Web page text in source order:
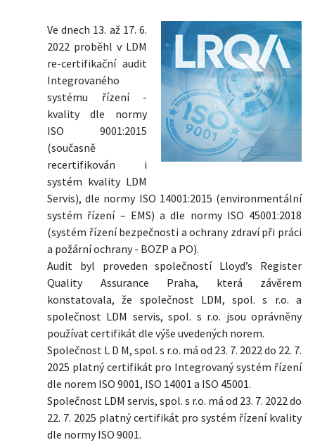
Ve dnech 13. až 17. 6.
2022 proběhl v LDM
re-certifikační audit
Integrovaného
systému řízení -
kvality dle normy
ISO 9001:2015
(současně
recertifikován i
systém kvality LDM
Servis), dle normy ISO 14001:2015 (environmentální
systém řízení – EMS) a dle normy ISO 45001:2018
(systém řízení bezpečnosti a ochrany zdraví při práci
a požární ochrany - BOZP a PO).
Audit byl proveden společností Lloyd’s Register
Quality Assurance Praha, která závěrem
konstatovala, že společnost LDM, spol. s r.o. a
společnost LDM servis, spol. s r.o. jsou oprávněny
používat certifikát dle výše uvedených norem.
Společnost L D M, spol. s r.o. má od 23. 7. 2022 do 22. 7.
2025 platný certifikát pro Integrovaný systém řízení
dle norem ISO 9001, ISO 14001 a ISO 45001.
Společnost LDM servis, spol. s r.o. má od 23. 7. 2022 do
22. 7. 2025 platný certifikát pro systém řízení kvality
dle normy ISO 9001.